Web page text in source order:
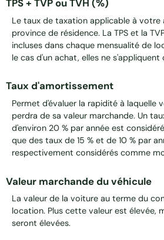
TPS + TVP ou TVH (%)
Le taux de taxation applicable à
province de résidence. La TPS et la
incluses dans chaque mensualité de
le cas d'un achat, elles ne
Taux d'amortissement
Permet d'évaluer la rapidité à laquelle
perdra de sa valeur marchande. Un
d'environ 20 % par année est
que des taux de 15 % et de 10 % par
respectivement considérés comme
Valeur marchande du véhicule
La valeur de la voiture au terme du
location. Plus cette valeur est élevée,
seront élevées.